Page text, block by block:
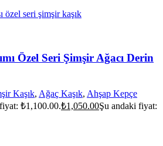
Özel Seri Şimşir Ağacı Derin
Kaşık, Ağaç Kaşık, Ahşap Kepçe
₺1,100.00.₺1,050.00Şu andaki fiyat: